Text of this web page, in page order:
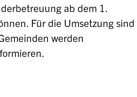
ab dem 1.
Für die Umsetzung sind
werden